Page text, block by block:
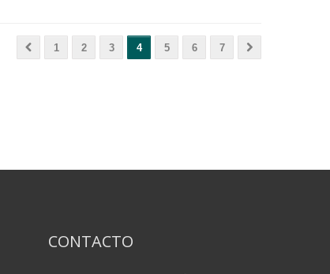
1 2 3 4 5 6 7
CONTACTO